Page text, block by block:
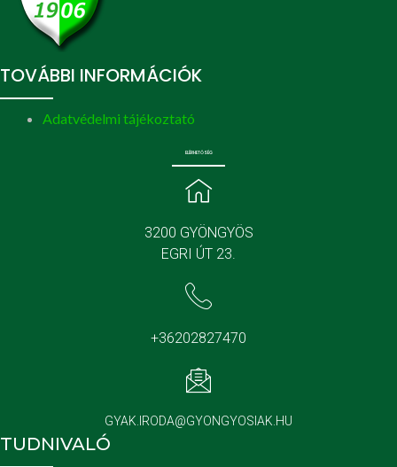
TOVÁBBI INFORMÁCIÓK
Adatvédelmi tájékoztató
ELÉRHETŐSÉG
3200 GYÖNGYÖS
EGRI ÚT 23.
+36202827470
GYAK.IRODA@GYONGYOSIAK.HU
TUDNIVALÓ